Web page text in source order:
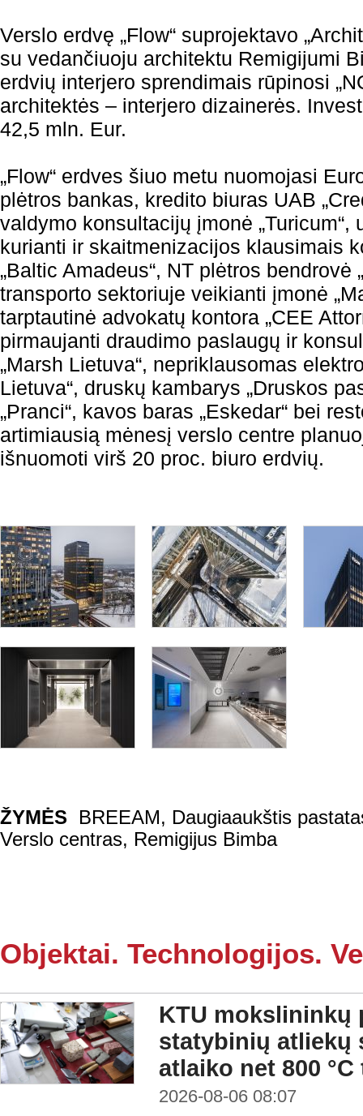
Verslo erdvę „Flow“ suprojektavo
su vedančiuoju architektu Remigijumi
erdvių interjero sprendimais rūpinosi
architektės – interjero dizainerės.
42,5 mln. Eur.
„Flow“ erdves šiuo metu nuomojasi
plėtros bankas, kredito biuras UAB
valdymo konsultacijų įmonė
kurianti ir skaitmenizacijos klausimais
„Baltic Amadeus“, NT plėtros bendrovė
transporto sektoriuje veikianti įmonė
tarptautinė advokatų kontora „CEE
pirmaujanti draudimo paslaugų ir
„Marsh Lietuva“, nepriklausomas
Lietuva“, druskų kambarys „Druskos
„Pranci“, kavos baras „Eskedar“ bei
artimiausią mėnesį verslo centre
išnuomoti virš 20 proc. biuro erdvių.
ŽYMĖS BREEAM, Daugiaaukštis
Verslo centras, Remigijus Bimba
Objektai. Technologijos.
KTU mokslininkų
statybinių atliekų
atlaiko net 800
2026-08-06 08:07